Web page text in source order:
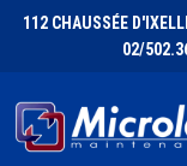
112 CHAUSSÉE
02/